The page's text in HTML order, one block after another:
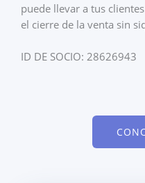
puede llevar a tus
el cierre de la venta sin
ID DE SOCIO: 28626943